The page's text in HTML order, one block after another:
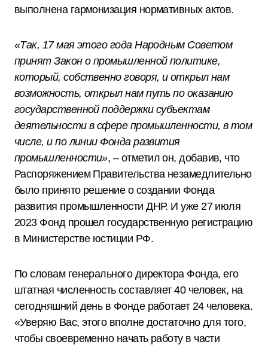
выполнена гармонизация нормативных актов.
«Так, 17 мая этого года Народным Советом
принят Закон о промышленной политике,
который, собственно говоря, и открыл нам
возможность, открыл нам путь по оказанию
государственной поддержки субъектам
деятельности в сфере промышленности, в том
числе, и по линии Фонда развития
промышленности», – отметил он, добавив, что
Распоряжением Правительства незамедлительно
было принято решение о создании Фонда
развития промышленности ДНР. И уже 27 июля
2023 Фонд прошел государственную регистрацию
в Министерстве юстиции РФ.
По словам генерального директора Фонда, его
штатная численность составляет 40 человек, на
сегодняшний день в Фонде работает 24 человека.
«Уверяю Вас, этого вполне достаточно для того,
чтобы своевременно начать работу в части